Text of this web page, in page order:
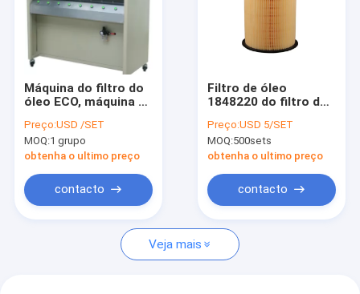
About Us
Factory Tour
Quality Control
Request A Quote
Filtro de ar que faz a máquina
Máquina do filtro de ECO
Máquina do filtro do
óleo ECO, máquina da
PVC do elemento de
8 estações
Preço:USD /SET
MOQ:1 grupo
obtenha o ultimo preço
contacto
Filtro de óleo
1848220 do filtro de
OEM Toyota
Preço:USD 5/SET
MOQ:500sets
obtenha o ultimo preço
contacto
Veja mais